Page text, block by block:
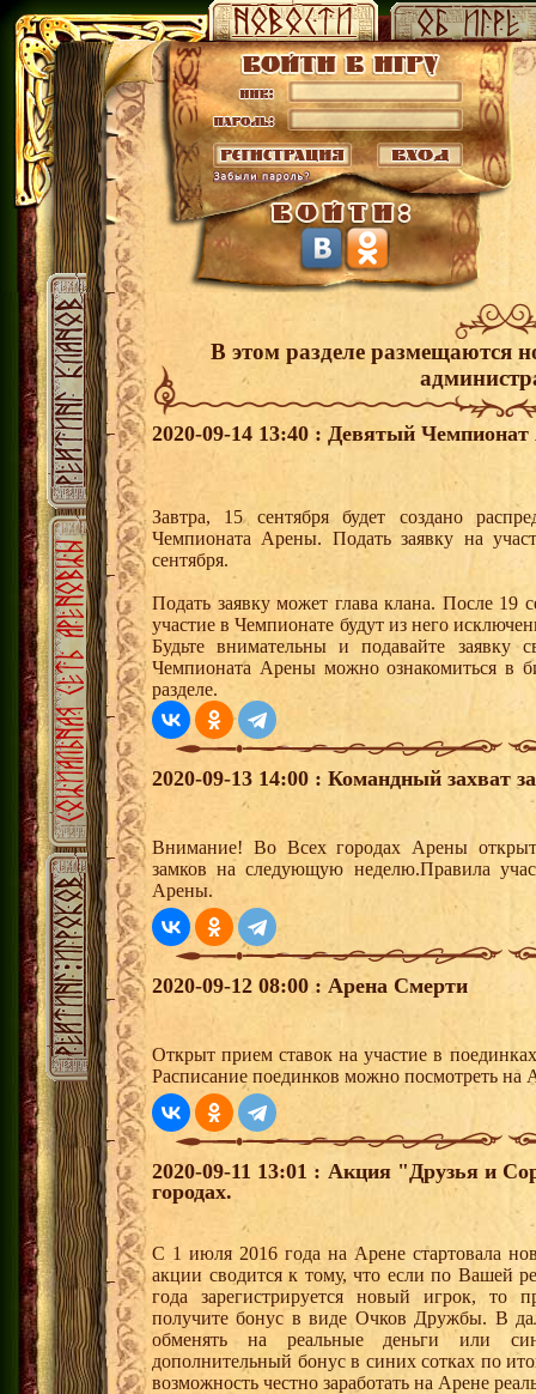
В этом разделе размещаются
2020-09-14 13:40 : Девятый
Завтра, 15 сентября будет создано
Чемпионата Арены. Подать заявку на
сентября.
Подать заявку может глава клана. После 19
участие в Чемпионате будут из него
Будьте внимательны и подавайте заявку
Чемпионата Арены можно ознакомиться в
разделе.
2020-09-13 14:00 : Командный захват
Внимание! Во Всех городах Арены
замков на следующую неделю.Правила
Арены.
2020-09-12 08:00 : Арена Смерти
Открыт прием ставок на участие в
Расписание поединков можно посмотреть на
2020-09-11 13:01 : Акция "Друзья и
городах.
С 1 июля 2016 года на Арене стартовала
акции сводится к тому, что если по Вашей
года зарегистрируется новый игрок,
получите бонус в виде Очков Дружбы. В
обменять на реальные деньги или
дополнительный бонус в синих сотках по
возможность честно заработать на Арене